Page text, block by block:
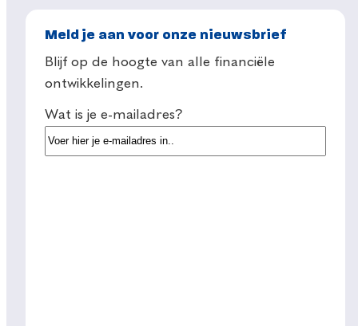
Meld je aan voor onze nieuwsbrief
Blijf op de hoogte van alle financiële
ontwikkelingen.
Wat is je e-mailadres?